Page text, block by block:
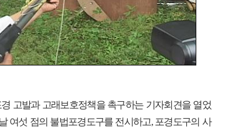
고발과 고래보호정책을 촉구하는 기자회견을 열었
여섯 점의 불법포경도구를 전시하고, 포경도구의 사